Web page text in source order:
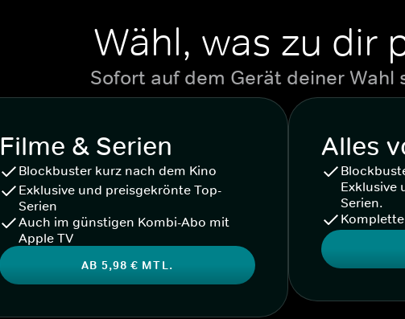
Wähl, was zu dir
Sofort auf dem Gerät deiner Wahl
Filme & Serien
Blockbuster kurz nach dem Kino
Exklusive und preisgekrönte Top-
Serien
Auch im günstigen Kombi-Abo mit
Apple TV
AB 5,98 € MTL.
Alles
Exklusive
Serien.